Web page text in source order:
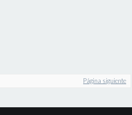
Página siguiente